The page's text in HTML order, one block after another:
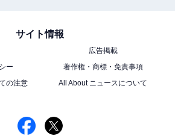
キング！ 2位「天達武史」、1位は？
サイト情報
広告掲載
ー
著作権・商標・免責事項
の注意
All About ニュースについて